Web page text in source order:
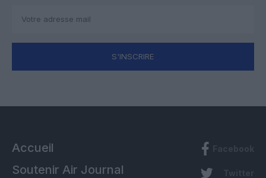
S'INSCRIRE
Accueil
Soutenir Air Journal